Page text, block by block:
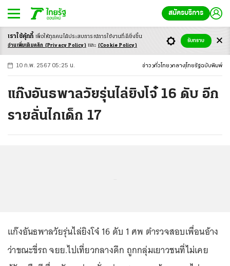
สมัครบริการ
-ก ก ก+
10 ก.พ. 2567 05:25 น. ข่าว ทั่วไทย กลาง ไทยรัฐฉบับพิมพ์
แก๊งอันธพาลวัยรุ่นไล่ยิงโจ๋ 16 ดับ อีก
รายลั่นไกเด็ก 17
แก๊งอันธพาลวัยรุ่นไล่ยิงโจ๋ 16 ดับ 1 ศพ ตำรวจสอบเพื่อนอ้าง
ว่าขณะขี่รถ จยย.ไปเที่ยวกลางดึก ถูกกลุ่มเยาวชนที่ไม่เคย
เราใช้คุ้กกี้ เพื่อให้ทุกคนได้ประสบการณ์การใช้งานที่ดียิ่งขึ้น
อ่านเพิ่มเติมคลิก (Privacy Policy) และ (Cookie Policy)
รับทราบ